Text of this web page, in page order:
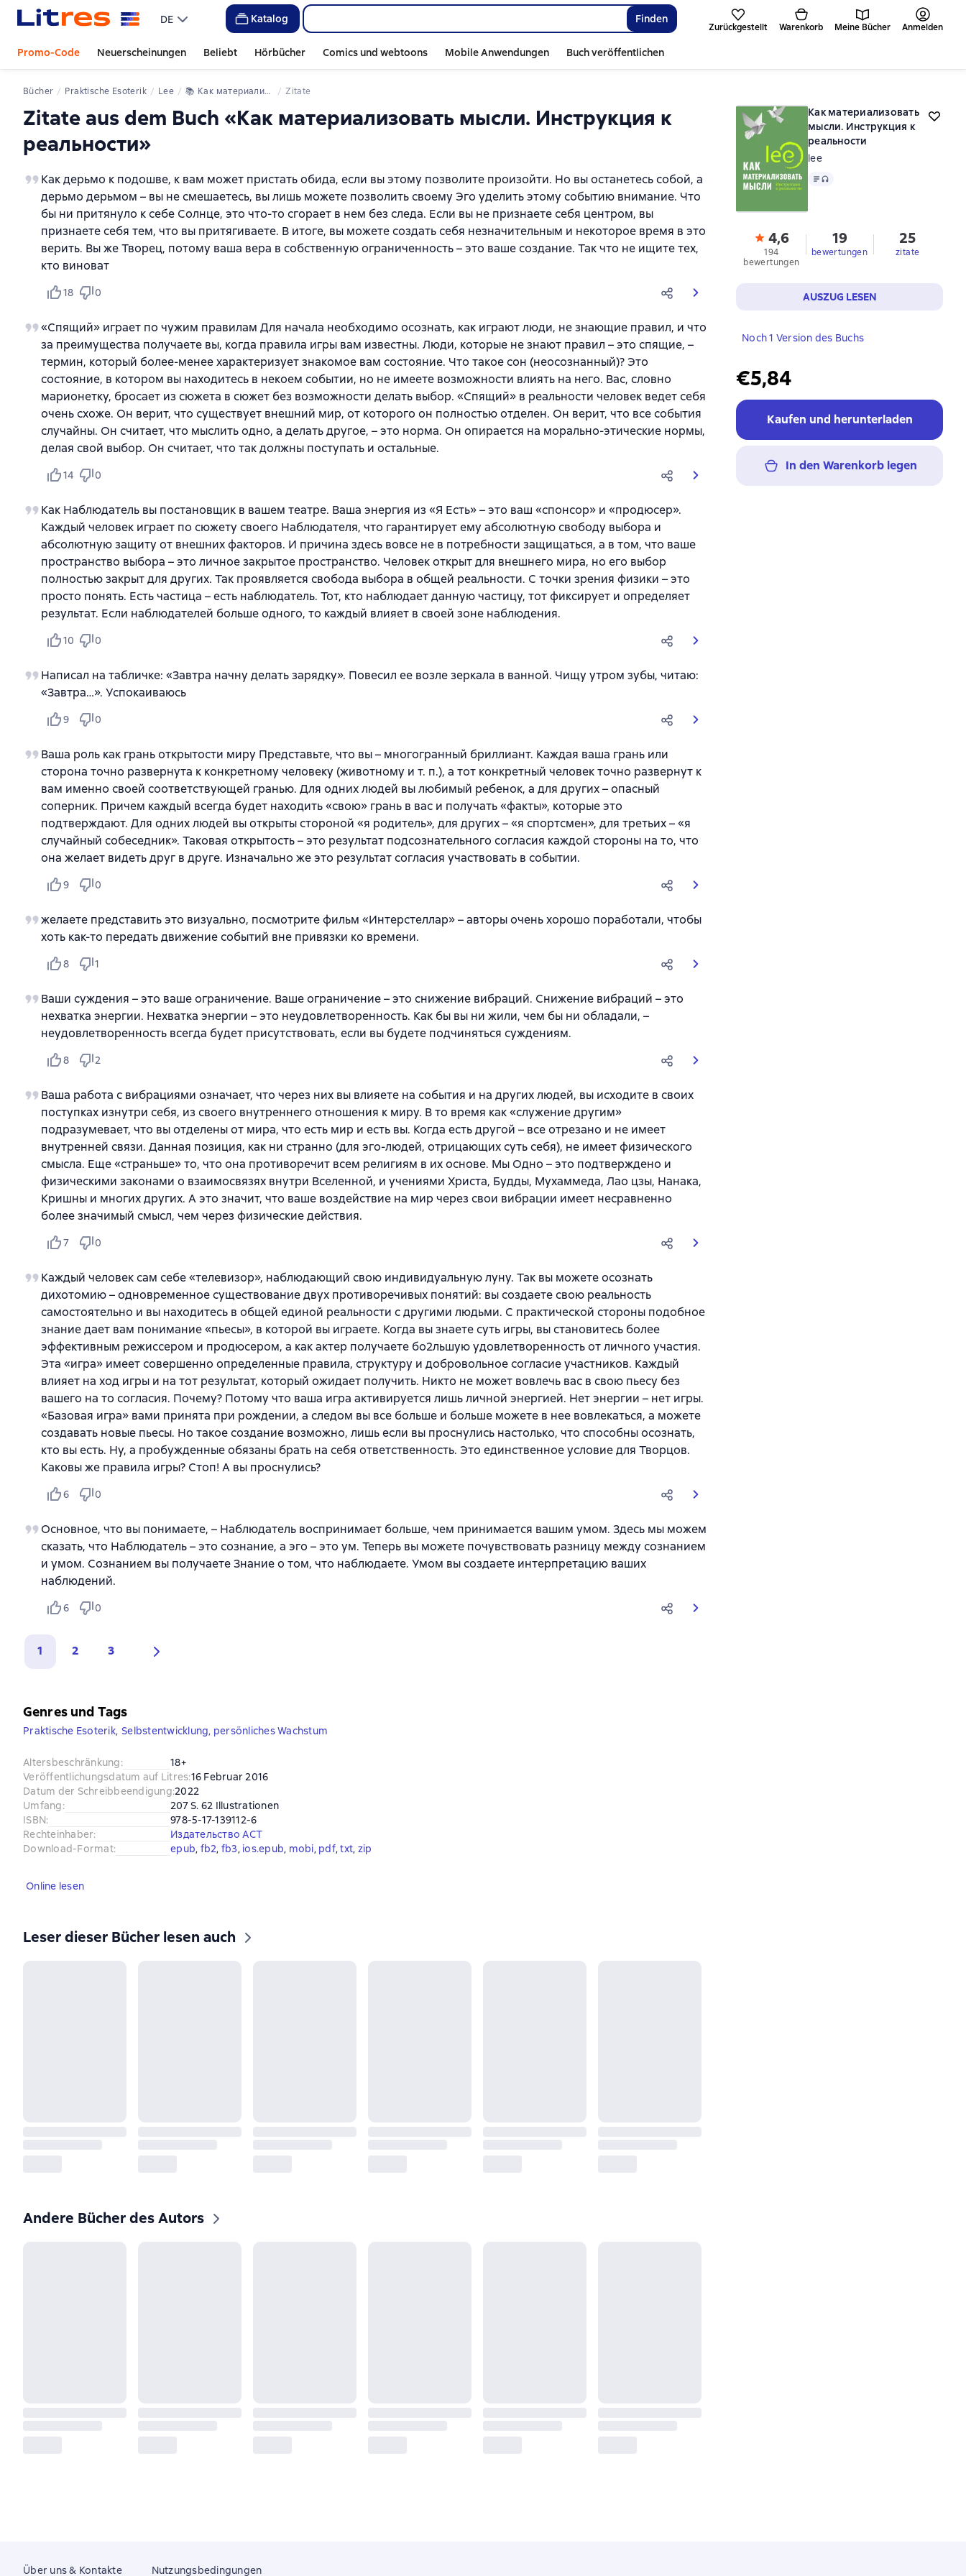
DE Katalog Finden
Zurückgestellt Warenkorb Meine Bücher Anmelden
Promo-Code Neuerscheinungen Beliebt Hörbücher Comics und webtoons Mobile Anwendungen Buch veröffentlichen
Bücher Praktische Esoterik lee 📚 Как материализовать мысли. Инструкция к реальности Zitate
Zitate aus dem Buch «Как материализовать мысли. Инструкция к
реальности»
Как дерьмо к подошве, к вам может пристать обида, если вы этому позволите произойти. Но вы останетесь собой, а
дерьмо дерьмом – вы не смешаетесь, вы лишь можете позволить своему Эго уделить этому событию внимание. Что
бы ни притянуло к себе Солнце, это что-то сгорает в нем без следа. Если вы не признаете себя центром, вы
признаете себя тем, что вы притягиваете. В итоге, вы можете создать себя незначительным и некоторое время в это
верить. Вы же Творец, потому ваша вера в собственную ограниченность – это ваше создание. Так что не ищите тех,
кто виноват
18 0
«Спящий» играет по чужим правилам Для начала необходимо осознать, как играют люди, не знающие правил, и что
за преимущества получаете вы, когда правила игры вам известны. Люди, которые не знают правил – это спящие, –
термин, который более-менее характеризует знакомое вам состояние. Что такое сон (неосознанный)? Это
состояние, в котором вы находитесь в некоем событии, но не имеете возможности влиять на него. Вас, словно
марионетку, бросает из сюжета в сюжет без возможности делать выбор. «Спящий» в реальности человек ведет себя
очень схоже. Он верит, что существует внешний мир, от которого он полностью отделен. Он верит, что все события
случайны. Он считает, что мыслить одно, а делать другое, – это норма. Он опирается на морально-этические нормы,
делая свой выбор. Он считает, что так должны поступать и остальные.
14 0
Как Наблюдатель вы постановщик в вашем театре. Ваша энергия из «Я Есть» – это ваш «спонсор» и «продюсер».
Каждый человек играет по сюжету своего Наблюдателя, что гарантирует ему абсолютную свободу выбора и
абсолютную защиту от внешних факторов. И причина здесь вовсе не в потребности защищаться, а в том, что ваше
пространство выбора – это личное закрытое пространство. Человек открыт для внешнего мира, но его выбор
полностью закрыт для других. Так проявляется свобода выбора в общей реальности. С точки зрения физики – это
просто понять. Есть частица – есть наблюдатель. Тот, кто наблюдает данную частицу, тот фиксирует и определяет
результат. Если наблюдателей больше одного, то каждый влияет в своей зоне наблюдения.
10 0
Написал на табличке: «Завтра начну делать зарядку». Повесил ее возле зеркала в ванной. Чищу утром зубы, читаю:
«Завтра…». Успокаиваюсь
9 0
Ваша роль как грань открытости миру Представьте, что вы – многогранный бриллиант. Каждая ваша грань или
сторона точно развернута к конкретному человеку (животному и т. п.), а тот конкретный человек точно развернут к
вам именно своей соответствующей гранью. Для одних людей вы любимый ребенок, а для других – опасный
соперник. Причем каждый всегда будет находить «свою» грань в вас и получать «факты», которые это
подтверждают. Для одних людей вы открыты стороной «я родитель», для других – «я спортсмен», для третьих – «я
случайный собеседник». Таковая открытость – это результат подсознательного согласия каждой стороны на то, что
она желает видеть друг в друге. Изначально же это результат согласия участвовать в событии.
9 0
желаете представить это визуально, посмотрите фильм «Интерстеллар» – авторы очень хорошо поработали, чтобы
хоть как-то передать движение событий вне привязки ко времени.
8 1
Ваши суждения – это ваше ограничение. Ваше ограничение – это снижение вибраций. Снижение вибраций – это
нехватка энергии. Нехватка энергии – это неудовлетворенность. Как бы вы ни жили, чем бы ни обладали, –
неудовлетворенность всегда будет присутствовать, если вы будете подчиняться суждениям.
8 2
Ваша работа с вибрациями означает, что через них вы влияете на события и на других людей, вы исходите в своих
поступках изнутри себя, из своего внутреннего отношения к миру. В то время как «служение другим»
подразумевает, что вы отделены от мира, что есть мир и есть вы. Когда есть другой – все отрезано и не имеет
внутренней связи. Данная позиция, как ни странно (для эго-людей, отрицающих суть себя), не имеет физического
смысла. Еще «страньше» то, что она противоречит всем религиям в их основе. Мы Одно – это подтверждено и
физическими законами о взаимосвязях внутри Вселенной, и учениями Христа, Будды, Мухаммеда, Лао цзы, Нанака,
Кришны и многих других. А это значит, что ваше воздействие на мир через свои вибрации имеет несравненно
более значимый смысл, чем через физические действия.
7 0
Каждый человек сам себе «телевизор», наблюдающий свою индивидуальную луну. Так вы можете осознать
дихотомию – одновременное существование двух противоречивых понятий: вы создаете свою реальность
самостоятельно и вы находитесь в общей единой реальности с другими людьми. С практической стороны подобное
знание дает вам понимание «пьесы», в которой вы играете. Когда вы знаете суть игры, вы становитесь более
эффективным режиссером и продюсером, а как актер получаете бо2льшую удовлетворенность от личного участия.
Эта «игра» имеет совершенно определенные правила, структуру и добровольное согласие участников. Каждый
влияет на ход игры и на тот результат, который ожидает получить. Никто не может вовлечь вас в свою пьесу без
вашего на то согласия. Почему? Потому что ваша игра активируется лишь личной энергией. Нет энергии – нет игры.
«Базовая игра» вами принята при рождении, а следом вы все больше и больше можете в нее вовлекаться, а можете
создавать новые пьесы. Но такое создание возможно, лишь если вы проснулись настолько, что способны осознать,
кто вы есть. Ну, а пробужденные обязаны брать на себя ответственность. Это единственное условие для Творцов.
Каковы же правила игры? Стоп! А вы проснулись?
6 0
Основное, что вы понимаете, – Наблюдатель воспринимает больше, чем принимается вашим умом. Здесь мы можем
сказать, что Наблюдатель – это сознание, а эго – это ум. Теперь вы можете почувствовать разницу между сознанием
и умом. Сознанием вы получаете Знание о том, что наблюдаете. Умом вы создаете интерпретацию ваших
наблюдений.
6 0
1 2 3
Как материализовать
мысли. Инструкция к
реальности
lee
Text, Audioformat verfügbar
4,6
194
bewertungen
19
bewertungen
25
zitate
AUSZUG LESEN
Noch 1 Version des Buchs
€5,84
Kaufen und herunterladen
In den Warenkorb legen
Genres und Tags
Praktische Esoterik, Selbstentwicklung, persönliches Wachstum
Altersbeschränkung:
18+
Veröffentlichungsdatum auf Litres:16 Februar 2016
Datum der Schreibbeendigung:2022
Umfang:
207 S. 62 Illustrationen
ISBN:
978-5-17-139112-6
Rechteinhaber:
Издательство АСТ
Download-Format: epub, fb2, fb3, ios.epub, mobi, pdf, txt, zip
Online lesen
Leser dieser Bücher lesen auch
Andere Bücher des Autors
Über uns & Kontakte Nutzungsbedingungen